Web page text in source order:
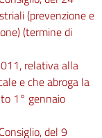
(prevenzione e
(termine di
relativa alla
e che abroga la
1° gennaio
del 9